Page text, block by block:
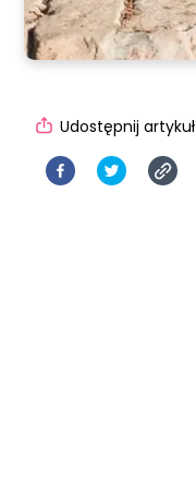
Udostępnij artykuł